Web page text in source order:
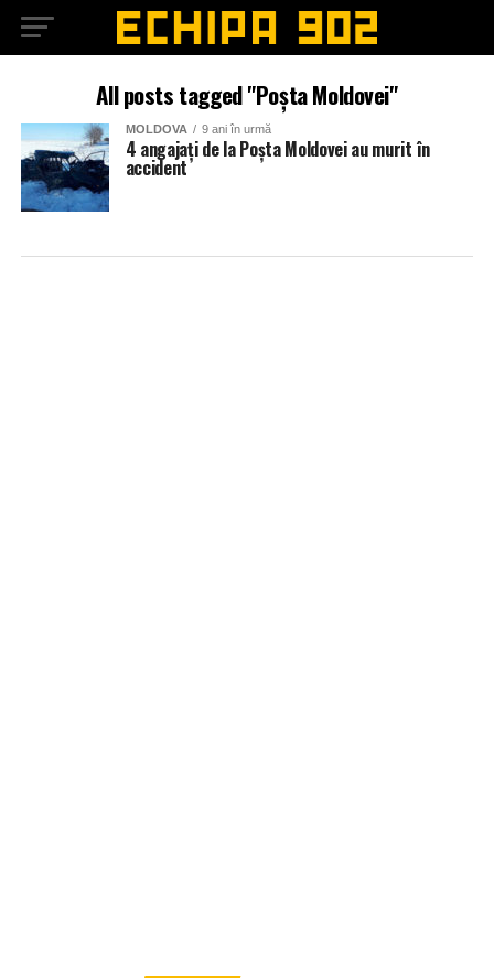
All posts tagged "Poșta Moldovei"
MOLDOVA 9 ani în urmă
4 angajați de la Poșta Moldovei au murit în
accident